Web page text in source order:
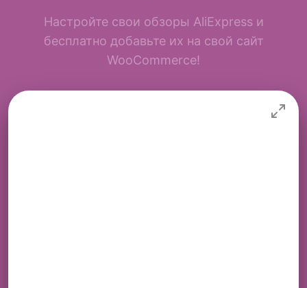
Настройте свои обзоры AliExpress и
бесплатно добавьте их на свой сайт
WooCommerce!